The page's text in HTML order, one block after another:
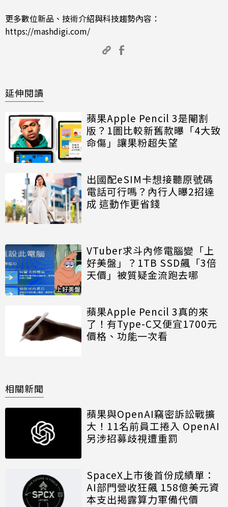
更多數位新品、技術介紹與科技趨勢內容：
https://mashdigi.com/
延伸閱讀
蘋果Apple Pencil 3是閹割
版？1圖比較新舊款曝「4大致
命傷」讓果粉超失望
出國配eSIM卡想接聽原號碼
電話可行嗎？內行人曝2招達
成 這動作更省錢
VTuber求斗內修電腦變「上
好美盤」？1TB SSD飆「3倍
天價」被質疑金流跑去哪
蘋果Apple Pencil 3真的來
了！有Type-C又便宜1700元
價格、功能一次看
相關新聞
蘋果與OpenAI竊密訴訟戰擴
大！11名前員工捲入 OpenAI
另涉招募歧視遭重罰
SpaceX上市後首份成績單：
AI部門營收狂飆 158億美元資
本支出揭露算力軍備代價